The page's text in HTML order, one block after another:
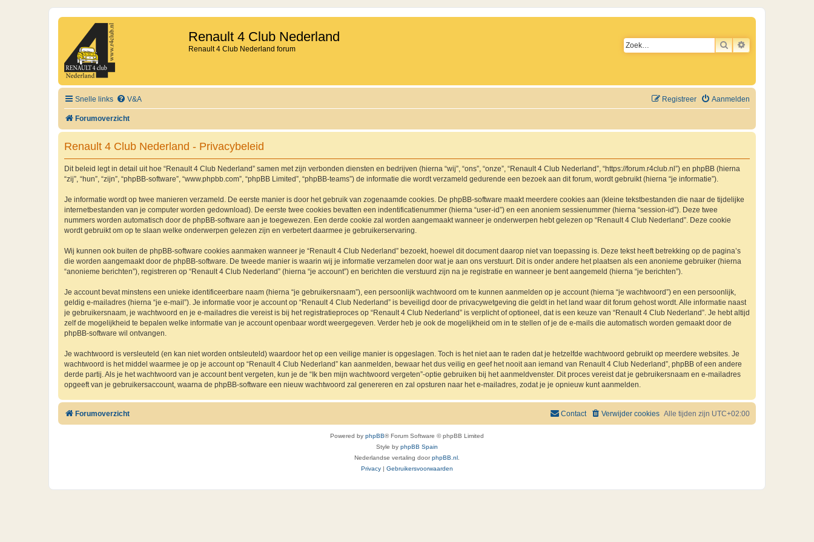
Renault 4 Club Nederland
Renault 4 Club Nederland forum ZOEKUITGEBREID
Snelle links V&A Aanmelden
Registreer
Forumoverzicht
Renault 4 Club Nederland - Privacybeleid
Dit beleid legt in detail uit hoe “Renault 4 Club Nederland” samen met zijn verbonden diensten en bedrijven (hierna “wij”, “ons”, “onze”, “Renault 4 Club Nederland”, “https://forum.r4club.nl”) en phpBB (hierna
“zij”, “hun”, “zijn”, “phpBB-software”, “www.phpbb.com”, “phpBB Limited”, “phpBB-teams”) de informatie die wordt verzameld gedurende een bezoek aan dit forum, wordt gebruikt (hierna “je informatie”).
Je informatie wordt op twee manieren verzameld. De eerste manier is door het gebruik van zogenaamde cookies. De phpBB-software maakt meerdere cookies aan (kleine tekstbestanden die naar de tijdelijke
internetbestanden van je computer worden gedownload). De eerste twee cookies bevatten een indentificatienummer (hierna “user-id”) en een anoniem sessienummer (hierna “session-id”). Deze twee
nummers worden automatisch door de phpBB-software aan je toegewezen. Een derde cookie zal worden aangemaakt wanneer je onderwerpen hebt gelezen op “Renault 4 Club Nederland”. Deze cookie
wordt gebruikt om op te slaan welke onderwerpen gelezen zijn en verbetert daarmee je gebruikerservaring.
Wij kunnen ook buiten de phpBB-software cookies aanmaken wanneer je “Renault 4 Club Nederland” bezoekt, hoewel dit document daarop niet van toepassing is. Deze tekst heeft betrekking op de pagina’s
die worden aangemaakt door de phpBB-software. De tweede manier is waarin wij je informatie verzamelen door wat je aan ons verstuurt. Dit is onder andere het plaatsen als een anonieme gebruiker (hierna
“anonieme berichten”), registreren op “Renault 4 Club Nederland” (hierna “je account”) en berichten die verstuurd zijn na je registratie en wanneer je bent aangemeld (hierna “je berichten”).
Je account bevat minstens een unieke identificeerbare naam (hierna “je gebruikersnaam”), een persoonlijk wachtwoord om te kunnen aanmelden op je account (hierna “je wachtwoord”) en een persoonlijk,
geldig e-mailadres (hierna “je e-mail”). Je informatie voor je account op “Renault 4 Club Nederland” is beveiligd door de privacywetgeving die geldt in het land waar dit forum gehost wordt. Alle informatie naast
je gebruikersnaam, je wachtwoord en je e-mailadres die vereist is bij het registratieproces op “Renault 4 Club Nederland” is verplicht of optioneel, dat is een keuze van “Renault 4 Club Nederland”. Je hebt altijd
zelf de mogelijkheid te bepalen welke informatie van je account openbaar wordt weergegeven. Verder heb je ook de mogelijkheid om in te stellen of je de e-mails die automatisch worden gemaakt door de
phpBB-software wil ontvangen.
Je wachtwoord is versleuteld (en kan niet worden ontsleuteld) waardoor het op een veilige manier is opgeslagen. Toch is het niet aan te raden dat je hetzelfde wachtwoord gebruikt op meerdere websites. Je
wachtwoord is het middel waarmee je op je account op “Renault 4 Club Nederland” kan aanmelden, bewaar het dus veilig en geef het nooit aan iemand van Renault 4 Club Nederland”, phpBB of een andere
derde partij. Als je het wachtwoord van je account bent vergeten, kun je de “Ik ben mijn wachtwoord vergeten”-optie gebruiken bij het aanmeldvenster. Dit proces vereist dat je gebruikersnaam en e-mailadres
opgeeft van je gebruikersaccount, waarna de phpBB-software een nieuw wachtwoord zal genereren en zal opsturen naar het e-mailadres, zodat je je opnieuw kunt aanmelden.
Forumoverzicht Alle tijden zijn UTC+02:00
Verwijder cookies
Contact
Powered by phpBB® Forum Software © phpBB Limited
Style by phpBB Spain
Nederlandse vertaling doorphpBB.nl .
Privacy
Gebruikersvoorwaarden